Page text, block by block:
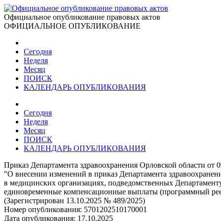
Официальное опубликование правовых актов
ОФИЦИАЛЬНОЕ ОПУБЛИКОВАНИЕ
Сегодня
Неделя
Месяц
ПОИСК
КАЛЕНДАРЬ ОПУБЛИКОВАНИЯ
Сегодня
Неделя
Месяц
ПОИСК
КАЛЕНДАРЬ ОПУБЛИКОВАНИЯ
Приказ Департамента здравоохранения Орловской области от
"О внесении изменений в приказ Департамента
в медицинских организациях, подведомственных
единовременные компенсационные выплаты (программный
(Зарегистрирован 13.10.2025 № 489/2025)
Номер опубликования: 5701202510170001
Дата опубликования: 17.10.2025